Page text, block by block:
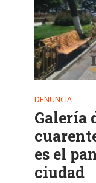
DENUNCIA
Galería
es el
ciudad